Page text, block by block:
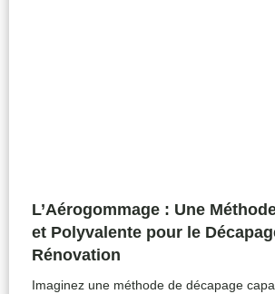
L’Aérogommage : Une
et Polyvalente pour le
Rénovation
Imaginez une méthode de décapage